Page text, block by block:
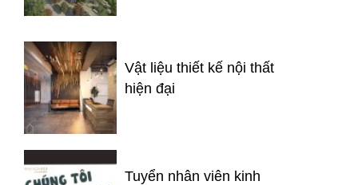
Vật liệu thiết kế nội thất
hiện đại
Tuyển nhân viên kinh